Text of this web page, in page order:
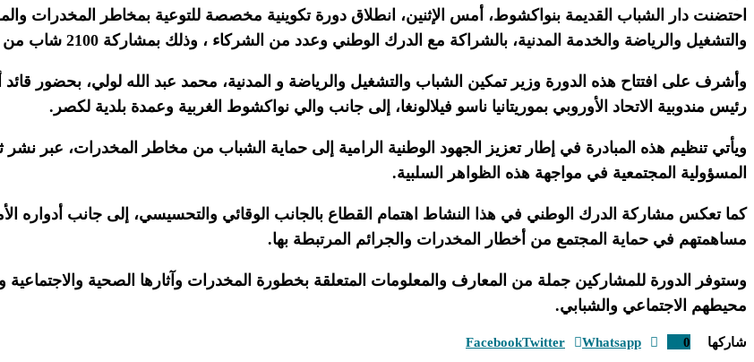
احتضنت دار الشباب القديمة بنواكشوط، أمس الإثنين، انطلاق دورة تكوينية مخصصة للتوعية بمخاطر المخدرات
والتشغيل والرياضة والخدمة المدنية، بالشراكة مع الدرك الوطني وعدد من الشركاء ، وذلك بمشاركة 2100 شاب من ولايات نواكشوط الثلاث.
وأشرف على افتتاح هذه الدورة وزير تمكين الشباب والتشغيل والرياضة و المدنية، محمد عبد الله لولي، بحضور
رئيس مندوبية الاتحاد الأوروبي بموريتانيا ناسو فيلالونغا، إلى جانب والي نواكشوط الغربية وعمدة بلدية لكصر.
ويأتي تنظيم هذه المبادرة في إطار تعزيز الجهود الوطنية الرامية إلى حماية الشباب من مخاطر المخدرات، عبر نشر
المسؤولية المجتمعية في مواجهة هذه الظواهر السلبية.
كما تعكس مشاركة الدرك الوطني في هذا النشاط اهتمام القطاع بالجانب الوقائي والتحسيسي، إلى جانب أدواره
مساهمتهم في حماية المجتمع من أخطار المخدرات والجرائم المرتبطة بها.
وستوفر الدورة للمشاركين جملة من المعارف والمعلومات المتعلقة بخطورة المخدرات وآثارها الصحية والاجتماعية
محيطهم الاجتماعي والشبابي.
شاركها 0
FacebookTwitter Whatsapp